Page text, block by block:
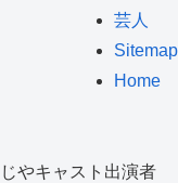
芸人
Sitemap
Home
やキャスト出演者